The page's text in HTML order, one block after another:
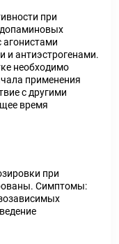
при
агонистами
и антиэстрогенами.
необходимо
применения
с другими
время
при
Симптомы: